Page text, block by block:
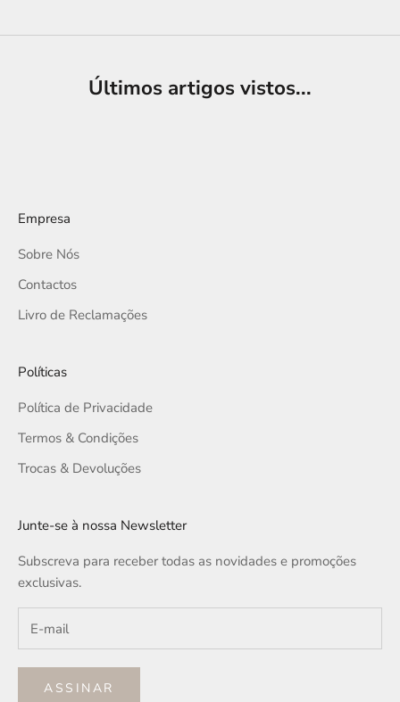
Últimos artigos vistos...
Empresa
Sobre Nós
Contactos
Livro de Reclamações
Políticas
Política de Privacidade
Termos & Condições
Trocas & Devoluções
Junte-se à nossa Newsletter
Subscreva para receber todas as novidades e promoções
exclusivas.
ASSINAR